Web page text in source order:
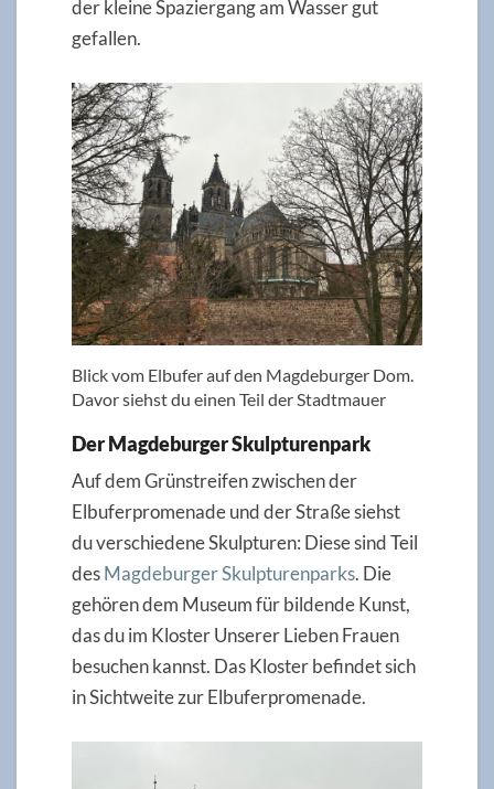
der kleine Spaziergang am Wasser gut
gefallen.
Blick vom Elbufer auf den Magdeburger Dom.
Davor siehst du einen Teil der Stadtmauer
Der Magdeburger Skulpturenpark
Auf dem Grünstreifen zwischen der
Elbuferpromenade und der Straße siehst
du verschiedene Skulpturen: Diese sind Teil
desMagdeburger Skulpturenparks. Die
gehören dem Museum für bildende Kunst,
das du im Kloster Unserer Lieben Frauen
besuchen kannst. Das Kloster befindet sich
in Sichtweite zur Elbuferpromenade.